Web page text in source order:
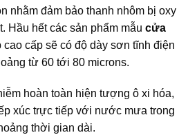
nhằm đảm bảo thanh nhôm bị oxy
Hầu hết các sản phẩm mẫu cửa
cấp sẽ có độ dày sơn tĩnh điện
từ 60 tới 80 microns.
hoàn toàn hiện tượng ô xi hóa,
xúc trực tiếp với nước mưa trong
thời gian dài.